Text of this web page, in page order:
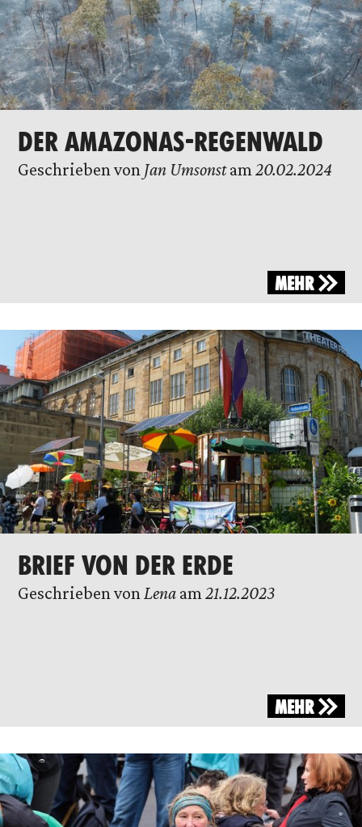
DER AMAZONAS-REGENWALD
Geschrieben von Jan Umsonstam 20.02.2024
MEHR
BRIEF VON DER ERDE
Geschrieben von Lenaam 21.12.2023
MEHR